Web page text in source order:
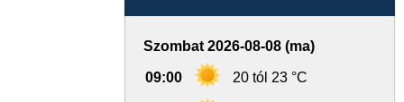
Szombat 2026-08-08 (ma)
09:00 20 tól 23 °C